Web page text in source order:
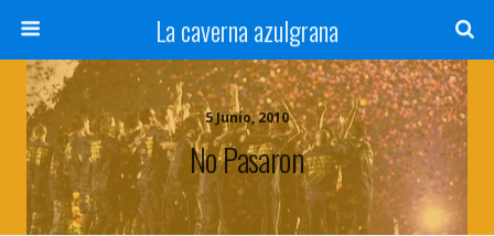
La caverna azulgrana
5 Junio, 2010
No Pasaron